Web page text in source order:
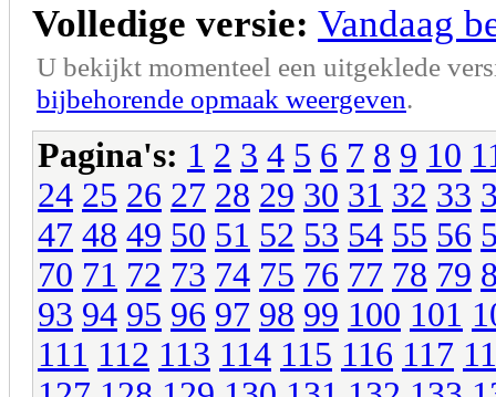
Volledige versie: Vandaag
U bekijkt momenteel een uitgeklede
bijbehorende opmaak weergeven.
Pagina's: 1 2 3 4 5 6 7 8 9 10
24 25 26 27 28 29 30 31 32 33
47 48 49 50 51 52 53 54 55 56
70 71 72 73 74 75 76 77 78 79
93 94 95 96 97 98 99 100 101
111 112 113 114 115 116 117